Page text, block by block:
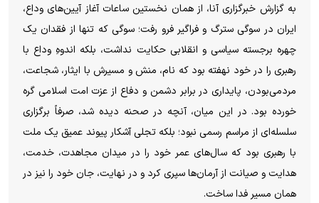
به گزارش خبرگزاری آنا، از همان نخستین ساعات آغاز آیین‌های وداع،
ایران در سوگی سترگ و فراگیر فرو رفت؛ سوگی که تنها از فقدان یک
چهره برجسته سیاسی و انقلابی حکایت نداشت، بلکه اندوهِ وداع با
رهبری را در خود نهفته بود که نام، منش و مسیرش با ایثار، شجاعت،
مردمی‌بودن، پایداری در برابر دشمن و دفاع از عزت امت اسلامی گره
خورده بود. در این میان، آنچه در صحنه دیده شد، صرفاً برگزاری
سلسله‌ای از مراسم رسمی نبود؛ بلکه تجلی آشکار پیوند عمیق یک ملت
با رهبری بود که سال‌های عمر خود را در میدان مجاهدت، خدمت،
هدایت و صیانت از آرمان‌ها سپری کرد و در نهایت، جان خود را نیز در
همان مسیر فدا ساخت.